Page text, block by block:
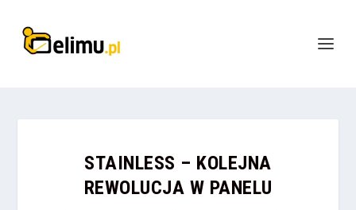
STAINLESS – KOLEJNA
REWOLUCJA W PANELU